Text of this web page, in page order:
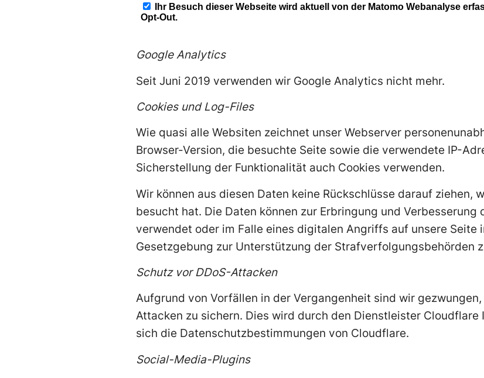
Google Analytics
Seit Juni 2019 verwenden wir Google Analytics nicht mehr.
Cookies und Log-Files
Wie quasi alle Websiten zeichnet unser Webserver
Browser-Version, die besuchte Seite sowie die verwendete IP-
Sicherstellung der Funktionalität auch Cookies verwenden.
Wir können aus diesen Daten keine Rückschlüsse darauf ziehen,
besucht hat. Die Daten können zur Erbringung und Verbesserung
verwendet oder im Falle eines digitalen Angriffs auf unsere Seite
Gesetzgebung zur Unterstützung der Strafverfolgungsbehörden
Schutz vor DDoS-Attacken
Aufgrund von Vorfällen in der Vergangenheit sind wir
Attacken zu sichern. Dies wird durch den Dienstleister Cloudflare
sich die Datenschutzbestimmungen von Cloudflare.
Social-Media-Plugins